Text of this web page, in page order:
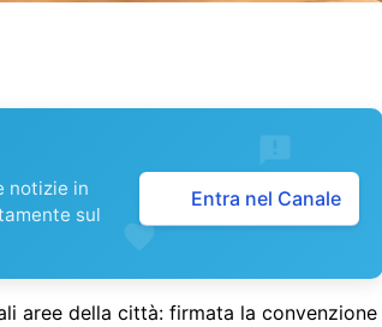
notizie in
sul
Entra nel Canale
aree della città: firmata la convenzione